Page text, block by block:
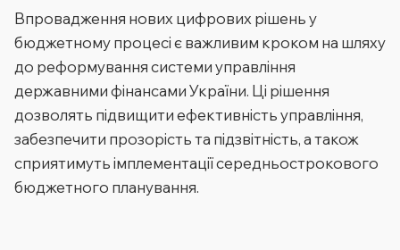
Впровадження нових цифрових рішень у
бюджетному процесі є важливим кроком на шляху
до реформування системи управління
державними фінансами України. Ці рішення
дозволять підвищити ефективність управління,
забезпечити прозорість та підзвітність, а також
сприятимуть імплементації середньострокового
бюджетного планування.